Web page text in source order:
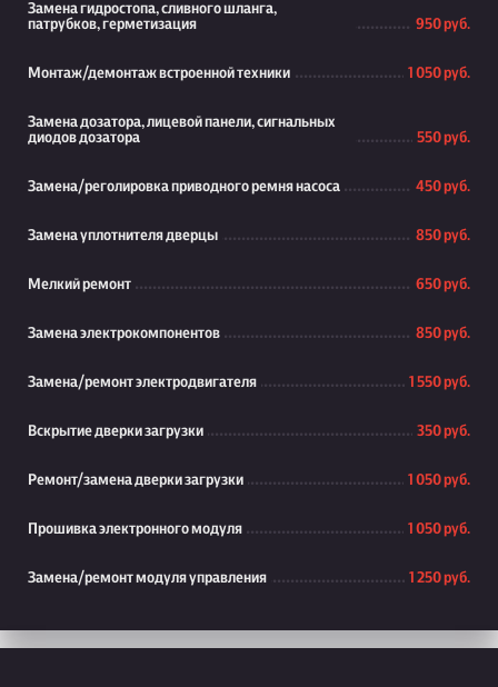
Замена гидростопа, сливного шланга,
патрубков, герметизация
950 руб.
Монтаж/демонтаж встроенной техники 1 050 руб.
Замена дозатора, лицевой панели, сигнальных
диодов дозатора
550 руб.
Замена/реголировка приводного ремня насоса 450 руб.
Замена уплотнителя дверцы 850 руб.
Мелкий ремонт 650 руб.
Замена электрокомпонентов 850 руб.
Замена/ремонт электродвигателя 1 550 руб.
Вскрытие дверки загрузки 350 руб.
Ремонт/замена дверки загрузки 1 050 руб.
Прошивка электронного модуля 1 050 руб.
Замена/ремонт модуля управления 1 250 руб.